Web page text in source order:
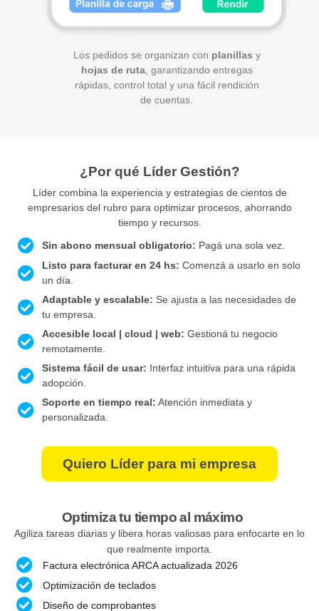
Los pedidos se organizan con planillas y
hojas de ruta, garantizando entregas
rápidas, control total y una fácil rendición
de cuentas.
¿Por qué Líder Gestión?
Líder combina la experiencia y estrategias de cientos de
empresarios del rubro para optimizar procesos, ahorrando
tiempo y recursos.
Sin abono mensual obligatorio: Pagá una sola vez.
Listo para facturar en 24 hs: Comenzá a usarlo en solo
un día.
Adaptable y escalable: Se ajusta a las necesidades de
tu empresa.
Accesible local | cloud | web: Gestioná tu negocio
remotamente.
Sistema fácil de usar: Interfaz intuitiva para una rápida
adopción.
Soporte en tiempo real: Atención inmediata y
personalizada.
Quiero Líder para mi empresa
Optimiza tu tiempo al máximo
Agiliza tareas diarias y libera horas valiosas para enfocarte en lo
que realmente importa.
Factura electrónica ARCA actualizada 2026
Optimización de teclados
Diseño de comprobantes